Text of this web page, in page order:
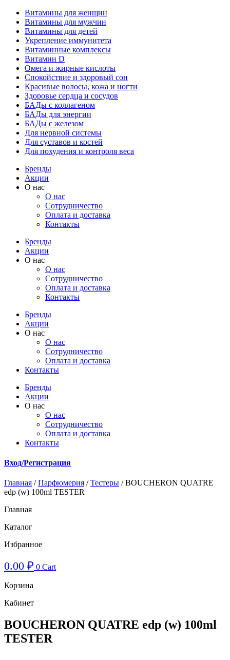
Витамины для женщин
Витамины для мужчин
Витамины для детей
Укрепление иммунитета
Витаминные комплексы
Витамин D
Омега и жирные кислоты
Спокойствие и здоровый сон
Красивые волосы, кожа и ногти
Здоровье сердца и сосудов
БАДы с коллагеном
БАДы для энергии
БАДы с железом
Для нервной системы
Для суставов и костей
Для похудения и контроля веса
Бренды
Акции
О нас
О нас
Cотрудничество
Оплата и доставка
Контакты
Бренды
Акции
О нас
О нас
Cотрудничество
Оплата и доставка
Контакты
Бренды
Акции
О нас
О нас
Cотрудничество
Оплата и доставка
Контакты
Бренды
Акции
О нас
О нас
Cотрудничество
Оплата и доставка
Контакты
Вход/Регистрация
Главная /Парфюмерия /Тестеры / BOUCHERON QUATRE
edp (w) 100ml TESTER
Главная
Каталог
Избранное
0.00 ₽ 0 Cart
Корзина
Кабинет
BOUCHERON QUATRE edp (w) 100ml
TESTER